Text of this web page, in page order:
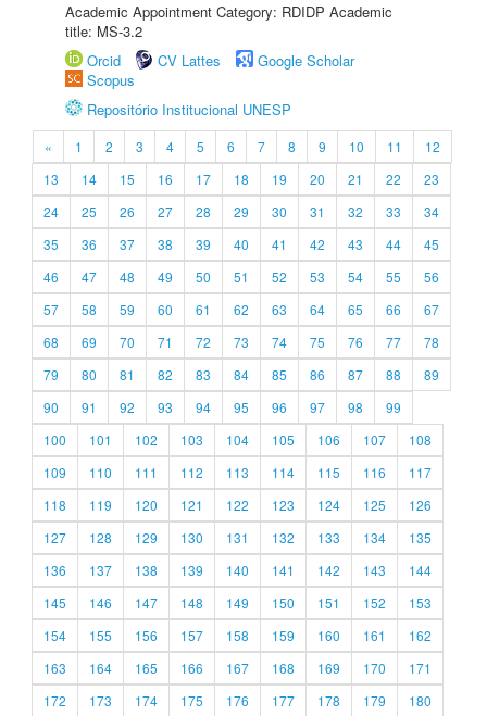
Academic Appointment Category: RDIDP Academic
title: MS-3.2
Orcid
CV Lattes
Google Scholar
Scopus
Repositório Institucional UNESP
« 1 2 3 4 5 6 7 8 9 10 11
12
13
14 15 16 17 18 19 20 21 22
23
24
25 26 27 28 29 30 31 32 33
34
35
36 37 38 39 40 41 42 43 44
45
46
47 48 49 50 51 52 53 54 55
56
57
58 59 60 61 62 63 64 65 66
67
68
69 70 71 72 73 74 75 76 77
78
79
80 81 82 83 84 85 86 87 88
89
90
91 92 93 94 95 96 97 98
99
100
101 102 103 104 105 106 107
108
109
110 111 112 113 114 115 116
117
118
119 120 121 122 123 124 125
126
127
128 129 130 131 132 133 134
135
136
137 138 139 140 141 142 143
144
145
146 147 148 149 150 151 152
153
154
155 156 157 158 159 160 161
162
163
164 165 166 167 168 169 170
171
172
173 174 175 176 177 178 179
180